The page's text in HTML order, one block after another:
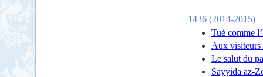
1436 (2014-2015)
Tué comme
Aux visiteurs
Le salut du
Sayyida az-